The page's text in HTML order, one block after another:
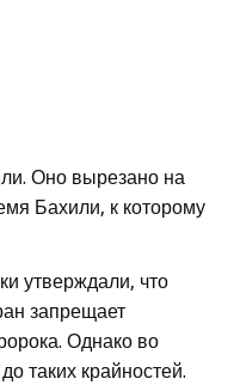
Оно вырезано на
Бахили, к которому
утверждали, что
запрещает
Однако во
таких крайностей.